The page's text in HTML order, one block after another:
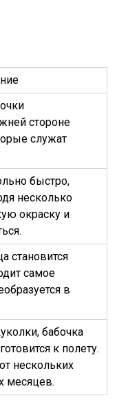
стороне
служат
быстро,
несколько
окраску и
становится
самое
в
бабочка
к полету.
нескольких
месяцев.